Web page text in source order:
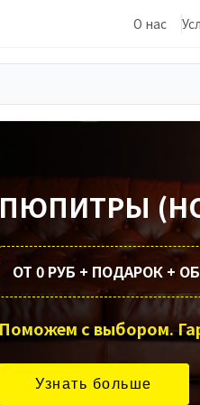
О нас
ПЮПИТРЫ
ОТ 0 РУБ + ПОДАРОК +
Узнать больше